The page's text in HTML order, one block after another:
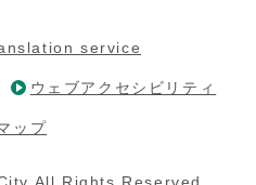
service
ウェブアクセシビリティ
ップ